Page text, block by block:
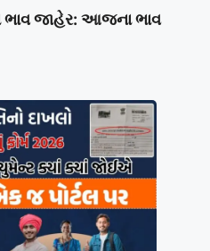
ભાવ જાહેર: આજના ભાવ